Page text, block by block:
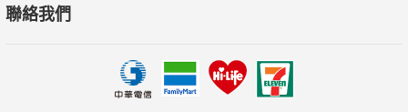
聯絡我們